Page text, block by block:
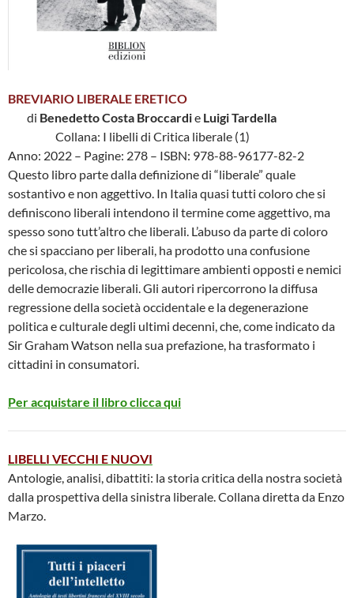
BREVIARIO LIBERALE ERETICO
di Benedetto Costa Broccardie Luigi Tardella
Collana: I libelli di Critica liberale (1)
Anno: 2022 – Pagine: 278 – ISBN: 978-88-96177-82-2
Questo libro parte dalla definizione di “liberale” quale
sostantivo e non aggettivo. In Italia quasi tutti coloro che si
definiscono liberali intendono il termine come aggettivo, ma
spesso sono tutt’altro che liberali. L’abuso da parte di coloro
che si spacciano per liberali, ha prodotto una confusione
pericolosa, che rischia di legittimare ambienti opposti e nemici
delle democrazie liberali. Gli autori ripercorrono la diffusa
regressione della società occidentale e la degenerazione
politica e culturale degli ultimi decenni, che, come indicato da
Sir Graham Watson nella sua prefazione, ha trasformato i
cittadini in consumatori.
Per acquistare il libro clicca qui
LIBELLI VECCHI E NUOVI
Antologie, analisi, dibattiti: la storia critica della nostra società
dalla prospettiva della sinistra liberale. Collana diretta da Enzo
Marzo.